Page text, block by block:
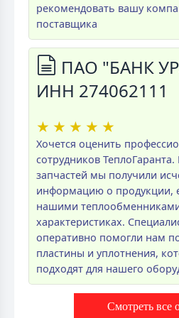
рекомендовать вашу
поставщика
ПАО "БАНК
ИНН 274062111
★ ★ ★ ★ ★
Хочется оценить
сотрудников
запчастей мы получили
информацию о продукции,
нашими
характеристиках.
оперативно помогли нам
пластины и уплотнения,
подходят для нашего
Смотреть все